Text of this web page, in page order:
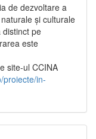
de dezvoltare a
și culturale
distinct pe
este
site-ul CCINA
proiecte/in-